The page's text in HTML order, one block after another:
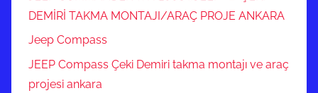
DEMİRİ TAKMA MONTAJI/ARAÇ PROJE ANKARA
Jeep Compass
JEEP Compass Çeki Demiri takma montajı ve araç
projesi ankara